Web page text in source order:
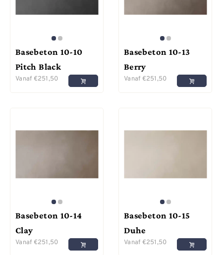
Basebeton 10-10
Pitch Black
Vanaf €251,50
Basebeton 10-13
Berry
Vanaf €251,50
Basebeton 10-14
Clay
Vanaf €251,50
Basebeton 10-15
Duhe
Vanaf €251,50